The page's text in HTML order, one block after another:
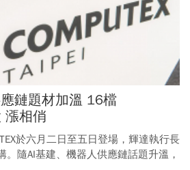
鏈題材加溫 16檔
漲相俏
於六月二日至五日登場，輝達執行長
。隨AI基建、機器人供應鏈話題升溫，